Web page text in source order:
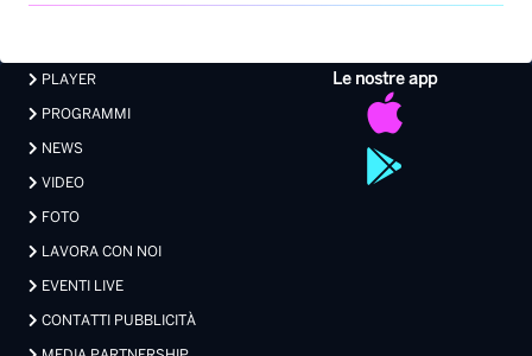
Le nostre app
PLAYER
PROGRAMMI
NEWS
VIDEO
FOTO
LAVORA CON NOI
EVENTI LIVE
CONTATTI PUBBLICITÀ